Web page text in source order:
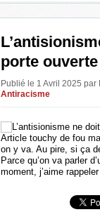
porte
Publié le 1 Avril 2025 par
Antiracisme
Article touchy de fou
on y va. Au pire, si ça
Parce qu’on va parler
moment, j’aime